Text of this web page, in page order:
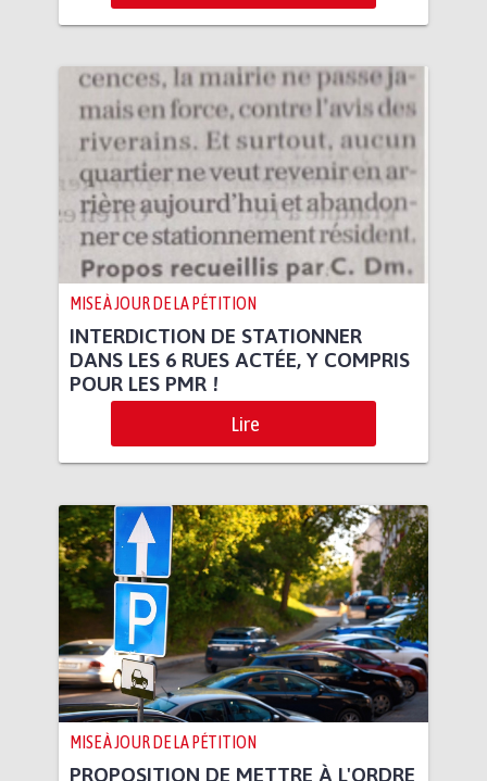
MISE À JOUR DE LA PÉTITION
INTERDICTION DE STATIONNER
DANS LES 6 RUES ACTÉE, Y COMPRIS
POUR LES PMR !
Lire
MISE À JOUR DE LA PÉTITION
PROPOSITION DE METTRE À L'ORDRE